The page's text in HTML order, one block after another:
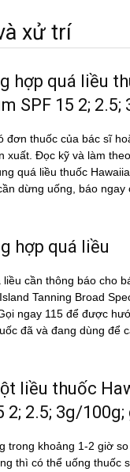
xử trí
hợp quá liều
SPF 15 2;
đơn thuốc của bác sĩ
Đọc kỹ và làm
quá liều thuốc
dừng uống, báo
hợp quá liều
cần thông báo cho
Tanning Broad
ngay 115 để được
đã và đang dùng để
liều thuốc
2; 2.5; 3g/
trong khoảng 1-2 giờ
thì có thể uống thuốc